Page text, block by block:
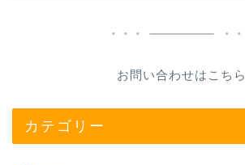
お問い合わせはこちら
カテゴリー